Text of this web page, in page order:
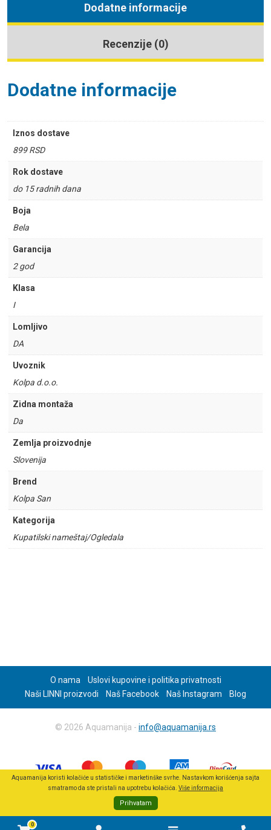
0
Dodatne informacije
Recenzije (0)
Dodatne informacije
Iznos dostave
899 RSD
Rok dostave
do 15 radnih dana
Boja
Bela
Garancija
2 god
Klasa
I
Lomljivo
DA
Uvoznik
Kolpa d.o.o.
Zidna montaža
Da
Zemlja proizvodnje
Slovenija
Brend
Kolpa San
Kategorija
Kupatilski nameštaj/Ogledala
O nama
Uslovi kupovine i politika privatnosti
Naši LINNI proizvodi
Naš Facebook Naš Instagram Blog
© 2026 Aquamanija - info@aquamanija.rs
Aquamanija koristi kolačiće u statističke i marketinške svrhe. Nastavkom korišćenja sajta
smatramo da ste pristali na upotrebu kolačića. Više informacija
Prihvatam